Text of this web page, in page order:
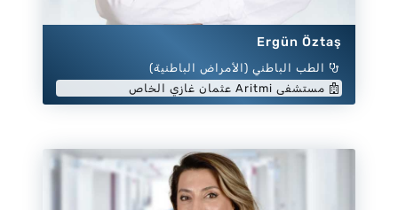
Ergün Öztaş
الطب الباطني (الأمراض الباطنية)
مستشفى Aritmi عثمان غازي الخاص